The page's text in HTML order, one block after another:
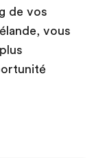
de vos
vous